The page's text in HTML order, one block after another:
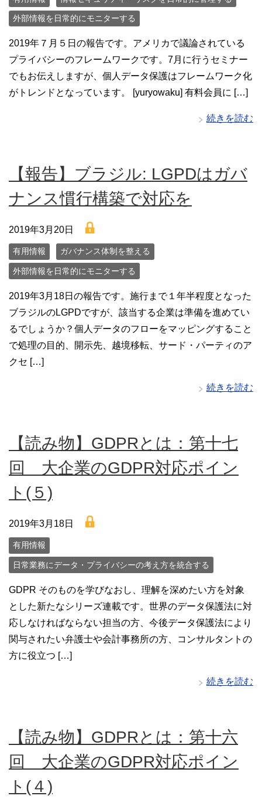
外部情報を日常的にモニターする
2019年７月５日の報告です。アメリカで議論されている
プライバシーのフレームワークです。7月に行うセミナー
でもお伝えしますが、個人データ保護はフレームワーク化
がトレンドとなっています。 [yuryowaku] 有料会員に […]
続きを読む
【報告】ブラジル: LGPDはガバ
ナンス慣行構築で対応を
2019年3月20日 lock
有用情報 ガバナンス体制を整える
外部情報を日常的にモニターする
2019年3月18日の報告です。施行まで１年半程度となった
ブラジルのLGPDですが、該当する企業は準備を進めてい
るでしょうか？個人データのフローをマッピングすること
で処理の目的、開示先、越境移転、サード・パーティのア
クセ […]
続きを読む
【読み物】GDPRとは：第十七
回 大企業のGDPR対応ポイン
ト(５)
2019年3月18日 lock
有用情報
日常業務にデータ・プライバシーの考え方を統合する
GDPR そのものを学びなおし、理解を深めたい方を対象
とした新たなシリーズ連載です。世界のデータ保護法に対
応しなければならない担当の方、今後データ保護法により
関与されたい弁護士や会計事務所の方、コンサルタントの
方に役立つ […]
続きを読む
【読み物】GDPRとは：第十六
回 大企業のGDPR対応ポイン
ト(４)